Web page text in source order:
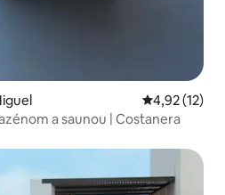
Priemerné
4,92 (12)
a saunou | Costanera